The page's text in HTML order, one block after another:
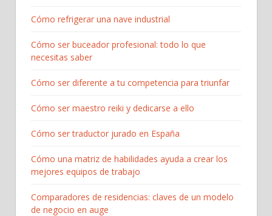
Cómo refrigerar una nave industrial
Cómo ser buceador profesional: todo lo que
necesitas saber
Cómo ser diferente a tu competencia para triunfar
Cómo ser maestro reiki y dedicarse a ello
Cómo ser traductor jurado en España
Cómo una matriz de habilidades ayuda a crear los
mejores equipos de trabajo
Comparadores de residencias: claves de un modelo
de negocio en auge